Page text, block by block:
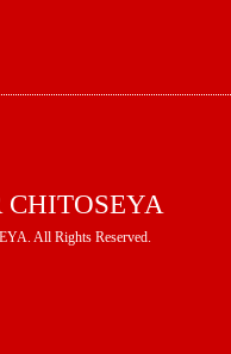
. All Rights Reserved.